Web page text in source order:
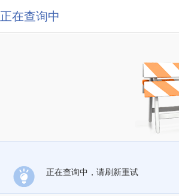
正在查询中
正在查询中，请刷新重试